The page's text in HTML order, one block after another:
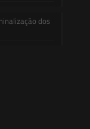
dos